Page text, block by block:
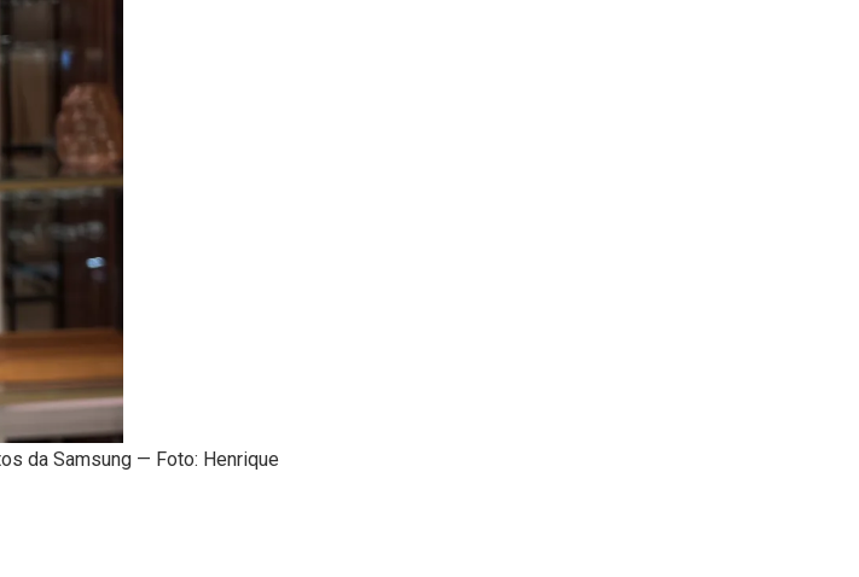
da Samsung — Foto: Henrique